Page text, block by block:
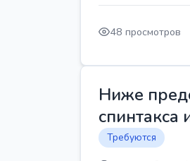
48 просмотров
Ниже
спинтакса
Требуются